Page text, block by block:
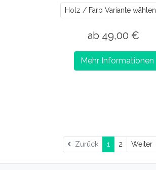
Holz / Farb Variante wählen
ab 49,00 €
Mehr Informationen
Zurück 1 2 Weiter